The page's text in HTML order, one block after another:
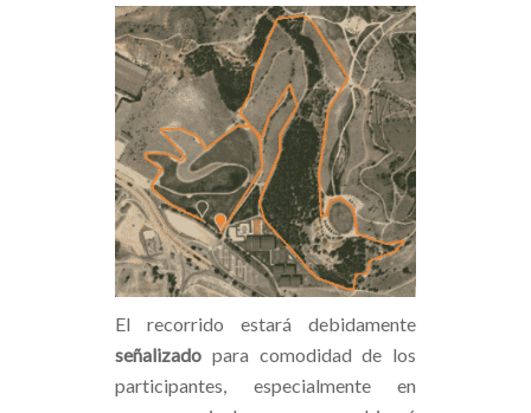
El recorrido estará debidamente
señalizadopara comodidad de los
participantes, especialmente en